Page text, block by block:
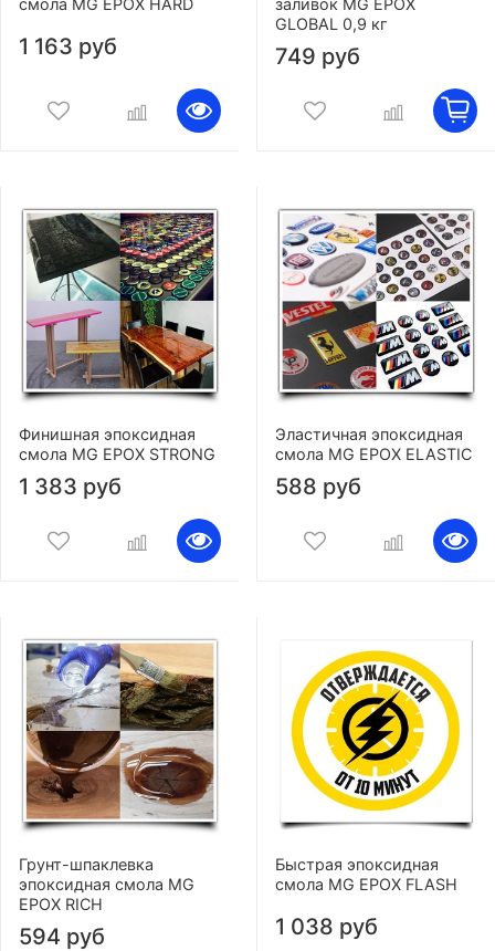
1 163 руб
GLOBAL 0,9 кг
749 руб
Финишная эпоксидная
смола MG EPOX STRONG
1 383 руб
Эластичная эпоксидная
смола MG EPOX ELASTIC
588 руб
Грунт-шпаклевка
эпоксидная смола MG
EPOX RICH
594 руб
Быстрая эпоксидная
смола MG EPOX FLASH
1 038 руб